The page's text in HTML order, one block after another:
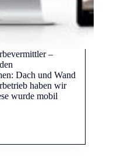
–
Dach und Wand
haben wir
wurde mobil